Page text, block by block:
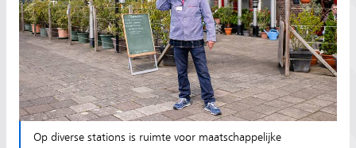
Op diverse stations is ruimte voor maatschappelijke